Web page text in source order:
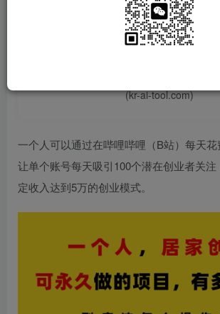
📌 1000➕互联网副业项目教程，更多网赚
链接进入本站首页：
中赚网 - 分享各大收费VIP网赚项目和创
(kr-ai-tool.com)
一个人可以通过在哔哩哔哩（B站）每天花
让单个账号每天吸引100个潜在创业者关
定收入达到5万的创业模式。